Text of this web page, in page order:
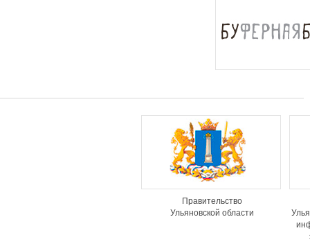
Правительство
Ульяновской области